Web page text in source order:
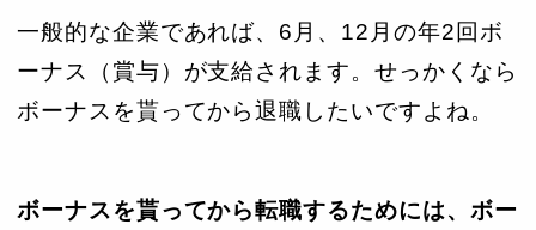
一般的な企業であれば、6月、12月の年2回ボ
ーナス（賞与）が支給されます。せっかくなら
ボーナスを貰ってから退職したいですよね。
ボーナスを貰ってから転職するためには、ボー